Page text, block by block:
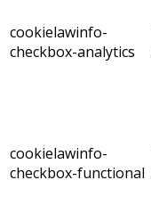
cookielawinfo-
checkbox-analytics
cookielawinfo-
checkbox-functional